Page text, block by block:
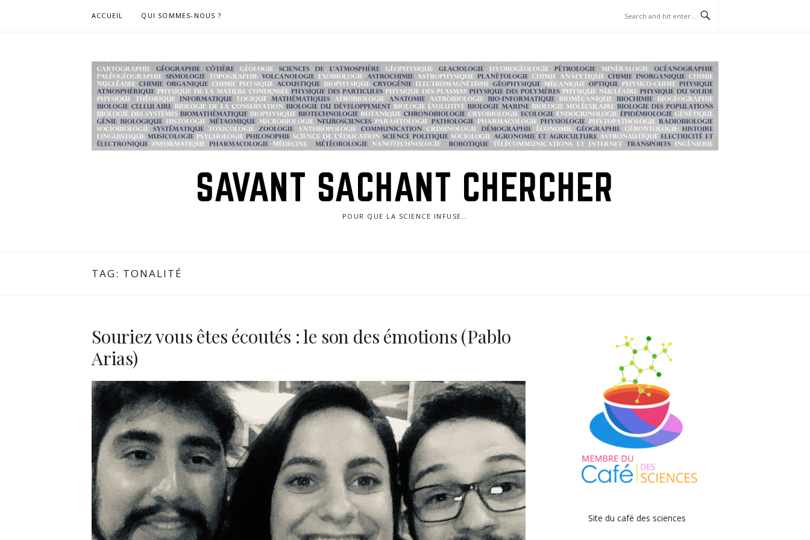
ACCUEIL QUI SOMMES-NOUS ?
SAVANT SACHANT CHERCHER
POUR QUE LA SCIENCE INFUSE…
TAG: TONALITÉ
Souriez vous êtes écoutés : le son des émotions (Pablo
Arias)
Site du café des sciences